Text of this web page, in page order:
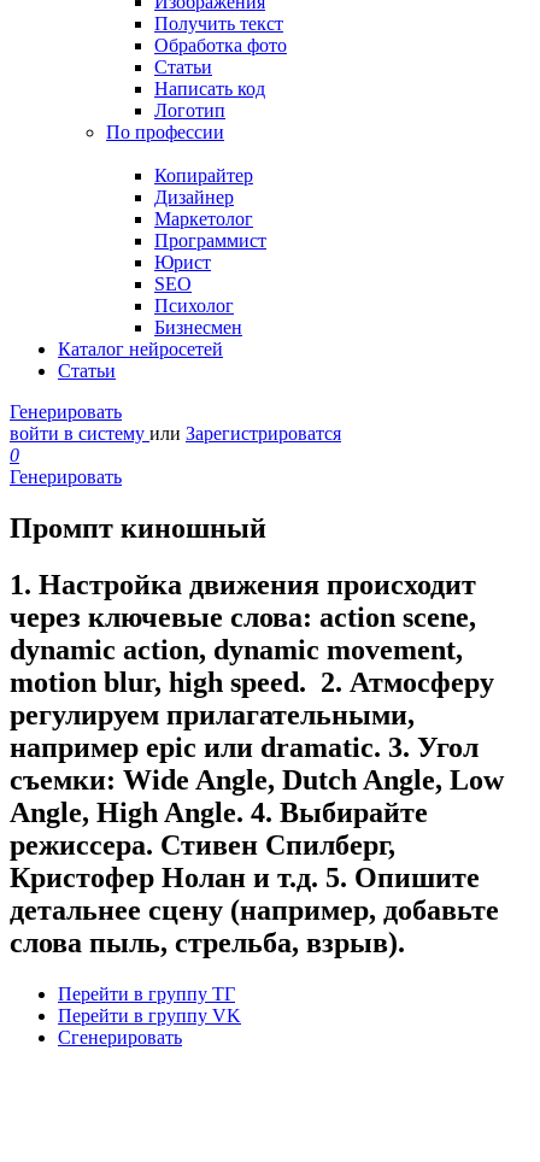
Получить текст
Обработка фото
Статьи
Написать код
Логотип
По профессии
Копирайтер
Дизайнер
Маркетолог
Программист
Юрист
SEO
Психолог
Бизнесмен
Каталог нейросетей
Статьи
Генерировать
войти в систему или Зарегистрироватся
0
Генерировать
Промпт киношный
1. Настройка движения происходит
через ключевые слова: action scene,
dynamic action, dynamic movement,
motion blur, high speed. 2. Атмосферу
регулируем прилагательными,
например epic или dramatic. 3. Угол
съемки: Wide Angle, Dutch Angle, Low
Angle, High Angle. 4. Выбирайте
режиссера. Стивен Спилберг,
Кристофер Нолан и т.д. 5. Опишите
детальнее сцену (например, добавьте
слова пыль, стрельба, взрыв).
Перейти в группу ТГ
Перейти в группу VK
Сгенерировать